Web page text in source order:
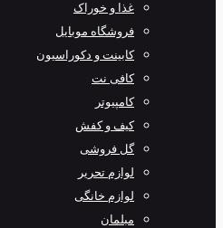
غذا و خوراک
فروشگاه موبایل
کابینت و دکوراسیون
کافی نت
کامپیوتر
کیف و کفش
گل فروشی
لوازم تحریر
لوازم خانگی
مبلمان